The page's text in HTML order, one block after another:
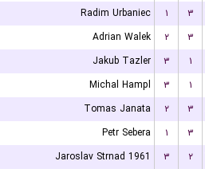
Radim Urbaniec
۱ ۳
Adrian Walek
۲ ۳
Jakub Tazler
۳ ۱
Michal Hampl
۳ ۱
Tomas Janata
۲ ۳
Petr Sebera
۱ ۳
Jaroslav Strnad 1961
۳ ۲